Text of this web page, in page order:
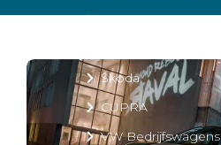
Volkswagen
Škoda
CUPRA
VW Bedrijfswagens